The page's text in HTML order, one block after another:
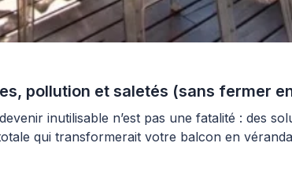
pollution et saletés (sans fermer
inutilisable n’est pas une fatalité : des
qui transformerait votre balcon en